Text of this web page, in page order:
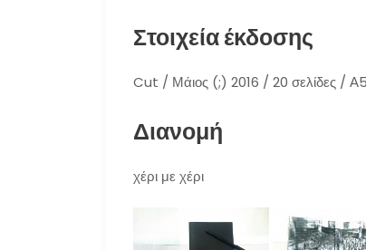
Στοιχεία έκδοσης
Cut / Μάιος (;) 2016 / 20 σελίδες /
Διανομή
χέρι με χέρι